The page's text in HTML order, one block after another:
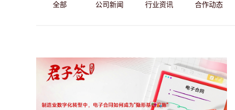
全部 公司新闻 行业资讯 合作动态